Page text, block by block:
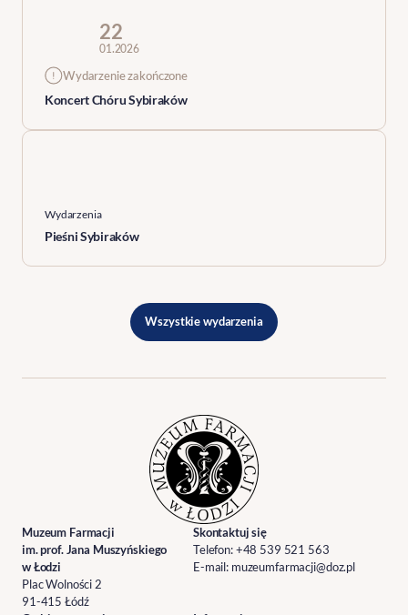
22
01.2026
Wydarzenie zakończone
Koncert Chóru Sybiraków
Wydarzenia
Pieśni Sybiraków
Wszystkiewydarzenia
Muzeum Farmacji
im. prof. Jana Muszyńskiego
w Łodzi
Plac Wolności 2
91-415 Łódź
Skontaktuj się
Telefon:+48 539 521 563
E-mail: muzeumfarmacji@doz.pl